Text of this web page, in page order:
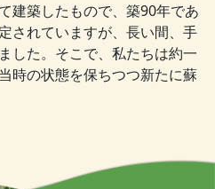
建築したもので、築90年であ
されていますが、長い間、手
した。そこで、私たちは約一
時の状態を保ちつつ新たに蘇